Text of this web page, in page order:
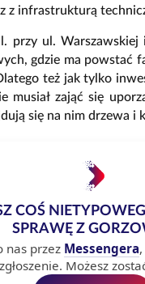
z infrastrukturą
przy ul.
gdzie ma powstać
też jak tylko
musiał zająć się
się na nim drzewa i
COŚ
SPRAWĘ Z
nas przez Messengera,
Możesz